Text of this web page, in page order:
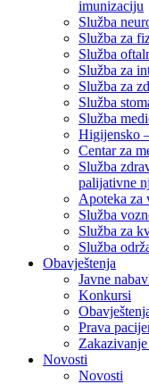
imunizaciju
Služba
Služba za
Služba
Služba za
Služba za
Služba
Služba
Higijensko
Centar za
Služba
palijativne
Apoteka za
Služba
Služba za
Služba
Obavještenja
Javne
Konkursi
Prava
Novosti
Novosti